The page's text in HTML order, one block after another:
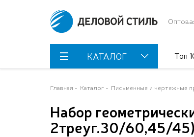
КАТАЛОГ Топ
Главная Каталог Письменные и чертежные
Набор
2треуг.30/60,45/45)